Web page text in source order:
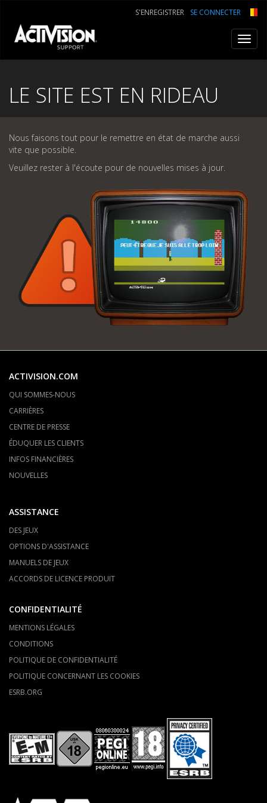
SE CONNECTER
S'ENREGISTRER
LE SITE EST EN RIDEAU
Nous faisons tout pour le remettre en état de marche aussi
vite que possible.
Veuillez rester à l'écoute pour de nouvelles mises à jour.
ACTIVISION.COM
QUI SOMMES-NOUS
CARRIÈRES
CENTRE DE PRESSE
ÉDUQUER LES CLIENTS
INFOS FINANCIÈRES
NOUVELLES
ASSISTANCE
DES JEUX
OPTIONS D'ASSISTANCE
MANUELS DE JEUX
ACCORDS DE LICENCE PRODUIT
CONFIDENTIALITÉ
MENTIONS LÉGALES
CONDITIONS
POLITIQUE DE CONFIDENTIALITÉ
POLITIQUE CONCERNANT LES COOKIES
ESRB.ORG